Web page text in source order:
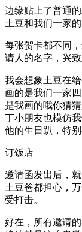
边缘贴上了普通
土豆和我们一家
每张贺卡都不同
请人的名字，兴
我会想象土豆在
画的是我们一家
是我画的哦你猜
丁小朋友也模仿
他的生日趴，特别
订饭店
邀请函发出后，
土豆爸都担心，
受打击。
好在，所有邀请